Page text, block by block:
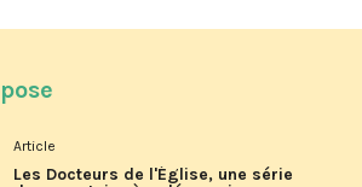
Article
Les Docteurs de l'Église, une série